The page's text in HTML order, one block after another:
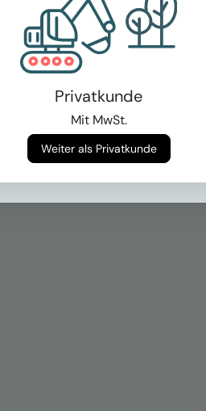
Privatkunde
Mit MwSt.
Weiter als Privatkunde